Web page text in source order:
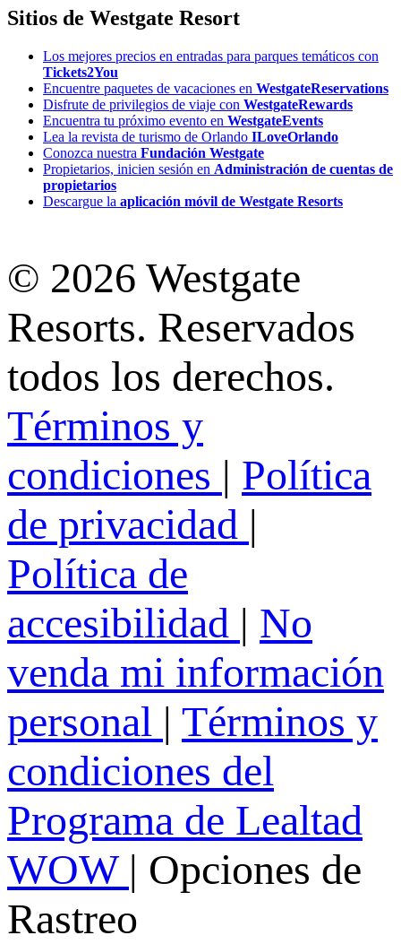
Sitios de Westgate Resort
Los mejores precios en entradas para parques temáticos con
Tickets2You
Encuentre paquetes de vacaciones en WestgateReservations
Disfrute de privilegios de viaje con WestgateRewards
Encuentra tu próximo evento en WestgateEvents
Lea la revista de turismo de Orlando ILoveOrlando
Conozca nuestra Fundación Westgate
Propietarios, inicien sesión en Administración de cuentas de
propietarios
Descargue la aplicación móvil de Westgate Resorts
© 2026 Westgate
Resorts. Reservados
todos los derechos.
Términos y
condiciones | Política
de privacidad |
Política de
accesibilidad | No
venda mi información
personal | Términos y
condiciones del
Programa de Lealtad
WOW | Opciones de
Rastreo